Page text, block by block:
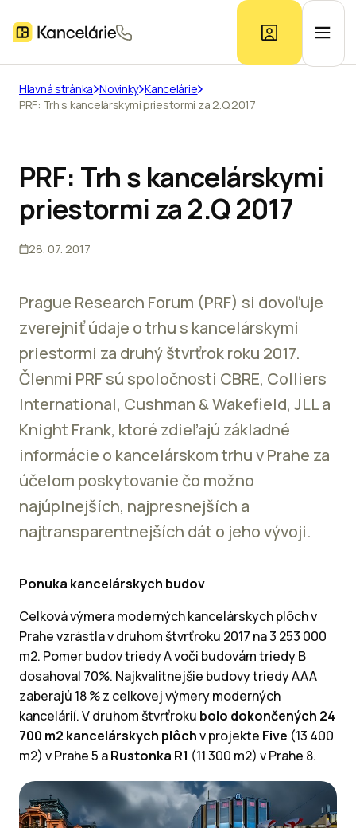
Ponuka kancelárií
Prieskum trhu
Kontakt
Hlavná stránka Novinky Kancelárie
PRF: Trh s kancelárskymi priestormi za 2.Q 2017
PRF: Trh s kancelárskymi
priestormi za 2.Q 2017
28. 07. 2017
Prague Research Forum (PRF) si dovoľuje
zverejniť údaje o trhu s kancelárskymi
priestormi za druhý štvrťrok roku 2017.
Členmi PRF sú spoločnosti CBRE, Colliers
International, Cushman & Wakefield, JLL a
Knight Frank, ktoré zdieľajú základné
informácie o kancelárskom trhu v Prahe za
účelom poskytovanie čo možno
najúplnejších, najpresnejších a
najtransparentnejších dát o jeho vývoji.
Ponuka kancelárskych budov
Celková výmera moderných kancelárskych plôch v
Prahe vzrástla v druhom štvrťroku 2017 na 3 253 000
m2. Pomer budov triedy A voči budovám triedy B
dosahoval 70%. Najkvalitnejšie budovy triedy AAA
zaberajú 18 % z celkovej výmery moderných
kancelárií. V druhom štvrťroku bolo dokončených 24
700 m2 kancelárskych plôchv projekte Five (13 400
m2) v Prahe 5 aRustonka R1 (11 300 m2) v Prahe 8.